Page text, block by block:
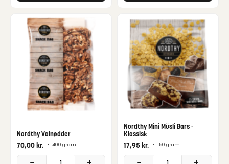
Nordthy Valnødder
70,00kr. • 400 gram
Nordthy Mini Müsli Bars -
Klassisk
17,95kr. • 150 gram